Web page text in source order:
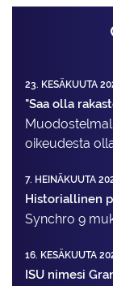
23. KESÄKUUTA
"Saa olla
oikeudesta
7. HEINÄKUUTA
Historiallinen
Synchro 9
16. KESÄKUUTA
ISU nimesi